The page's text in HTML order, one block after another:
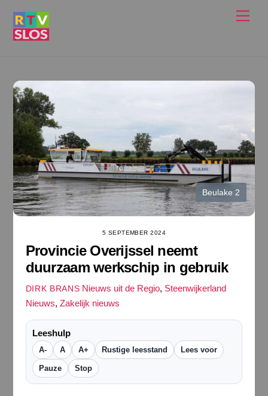
Beulake 2
5 SEPTEMBER 2024
Provincie Overijssel neemt
duurzaam werkschip in gebruik
DIRK BRANS Nieuws uit de Regio, Steenwijkerland
Nieuws, Zakelijk nieuws
Leeshulp
A- A A+ Rustige leesstand Lees voor
Pauze Stop